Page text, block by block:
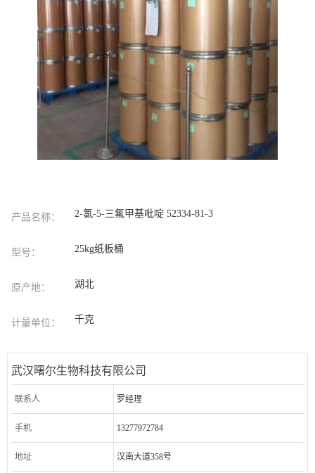
产品名称： 2-氯-5-三氟甲基吡啶 52334-81-3
型号： 25kg纸板桶
原产地： 湖北
计量单位： 千克
武汉曙尔生物科技有限公司
联系人 罗经理
手机 13277972784
地址 汉南大道358号